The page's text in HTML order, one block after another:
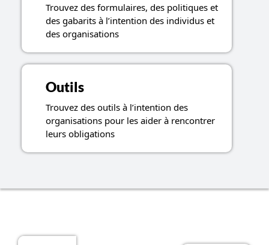
Trouvez des formulaires, des politiques et
des gabarits à l’intention des individus et
des organisations
Outils
Trouvez des outils à l’intention des
organisations pour les aider à rencontrer
leurs obligations